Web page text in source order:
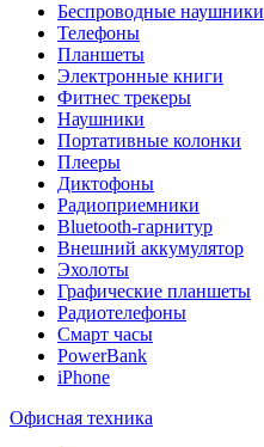
Беспроводные наушники
Телефоны
Планшеты
Электронные книги
Фитнес трекеры
Наушники
Портативные колонки
Плееры
Диктофоны
Радиоприемники
Bluetooth-гарнитур
Внешний аккумулятор
Эхолоты
Графические планшеты
Радиотелефоны
Смарт часы
PowerBank
iPhone
Офисная техника